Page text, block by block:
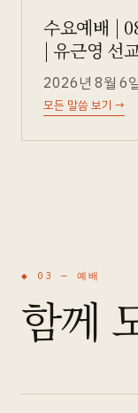
수요예배 |
| 유근영 선
2026년 8월 6
모든 말씀 보기 →
◆ 03 — 예배
함께